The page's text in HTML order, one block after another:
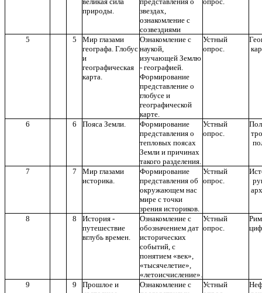
природы.
звездах,
ознакомление с
созвездиями
5 5
Мир глазами
географа. Глобус
и
географическая
карта.
Ознакомление с
наукой,
изучающей Землю
- географией.
Формирование
представление о
глобусе и
географической
карте.
Устный
опрос.
6 6 Пояса Земли.
Формирование
представления о
тепловых поясах
Земли и причинах
такого разделения.
Устный
опрос.
7 7
Мир глазами
историка.
Формирование
представления об
окружающем нас
мире с точки
зрения историков.
Устный
опрос.
8 8
История -
путешествие
вглубь времен.
Ознакомление с
обозначением дат
исторических
событий, с
понятием «век»,
«тысячелетие»,
«летоисчисление».
Устный
опрос.
9 9
Прошлое и
Ознакомление с
Устный